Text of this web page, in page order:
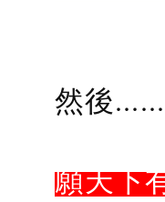
然後......
願天下